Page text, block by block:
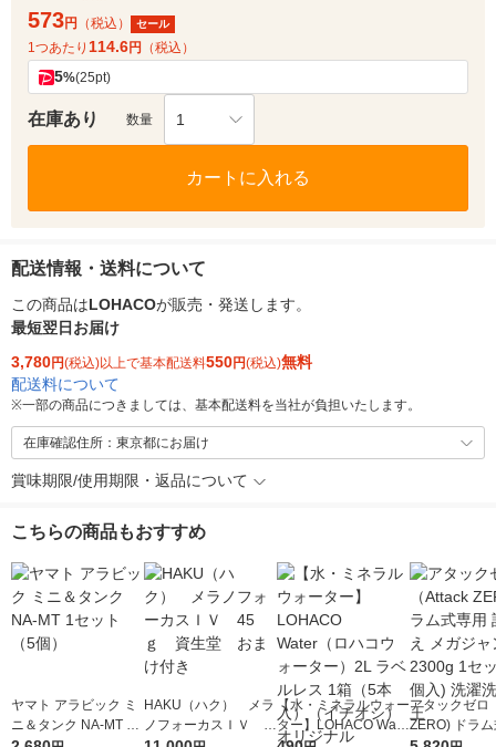
573円 （税込） セール
1つあたり 114.6円 （税込）
5%(25pt)
在庫あり 数量 1
カートに入れる
配送情報・送料について
この商品はLOHACOが販売・発送します。
最短翌日お届け
3,780円(税込)以上で基本配送料550円(税込)無料
配送料について
※一部の商品につきましては、基本配送料を当社が負担いたします。
在庫確認住所：東京都にお届け
賞味期限/使用期限・返品について
こちらの商品もおすすめ
ヤマト アラビック ミ
ニ＆タンク NA-MT 1
HAKU（ハク） メラ
ノフォーカスＩＶ 4
【水・ミネラルウォー
ター】LOHACO Wate
アタックゼロ
ZERO) ドラ